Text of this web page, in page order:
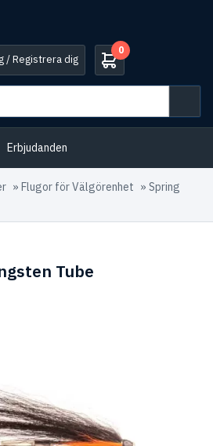
/ Registrera dig
0
Erbjudanden
» Flugor för Välgörenhet » Spring
Tube